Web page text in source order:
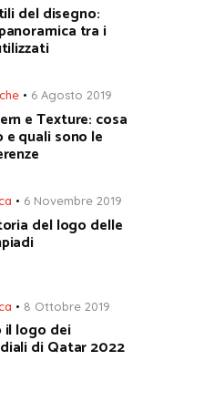
del disegno:
tra i
6 Agosto 2019
e Texture: cosa
e quali sono le
6 Novembre 2019
del logo delle
8 Ottobre 2019
il logo dei
di Qatar 2022